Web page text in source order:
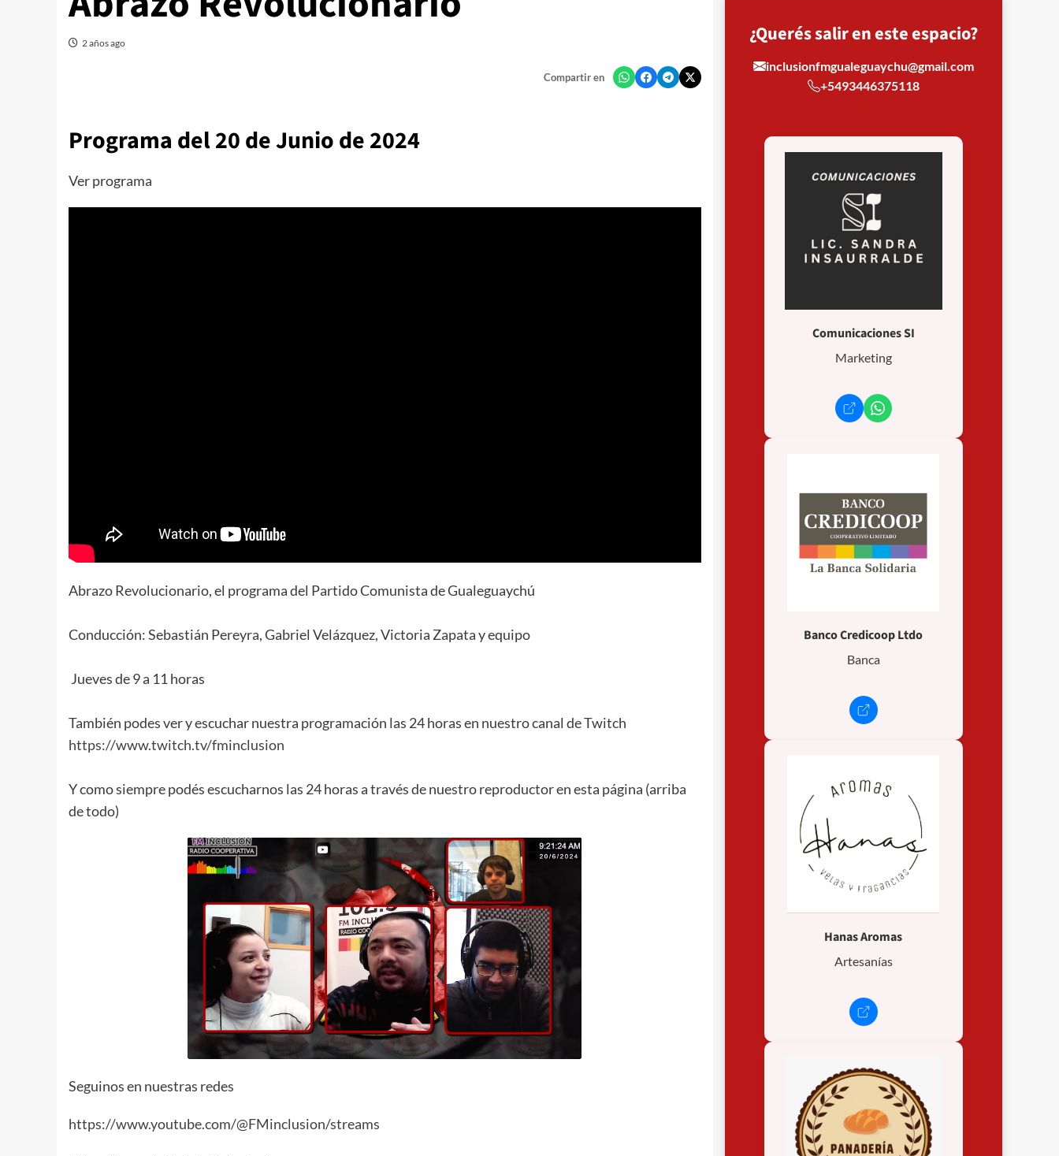
2 años ago
Compartir en
Programa del 20 de Junio de 2024
Ver programa
Abrazo Revolucionario, el programa del Partido Comunista de Gualeguaychú
Conducción: Sebastián Pereyra, Gabriel Velázquez, Victoria Zapata y equipo
Jueves de 9 a 11 horas
También podes ver y escuchar nuestra programación las 24 horas en nuestro canal de Twitch
https://www.twitch.tv/fminclusion
Y como siempre podés escucharnos las 24 horas a través de nuestro reproductor en esta página (arriba
de todo)
Seguinos en nuestras redes
https://www.youtube.com/@FMinclusion/streams
¿Querés salir en este espacio?
inclusionfmgualeguaychu@gmail.com
+5493446375118
Comunicaciones SI
Marketing
Banco Credicoop Ltdo
Banca
Hanas Aromas
Artesanías